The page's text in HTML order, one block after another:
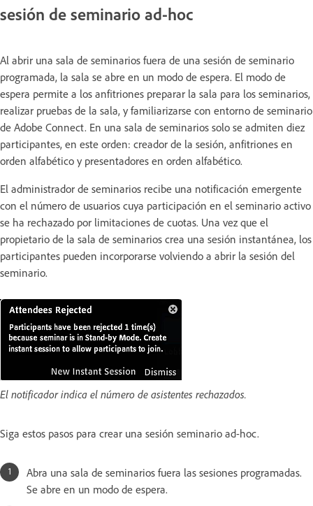
sesión de seminario ad-hoc
Al abrir una sala de seminarios fuera de una sesión de seminario
programada, la sala se abre en un modo de espera. El modo de
espera permite a los anfitriones preparar la sala para los seminarios,
realizar pruebas de la sala, y familiarizarse con entorno de seminario
de Adobe Connect. En una sala de seminarios solo se admiten diez
participantes, en este orden: creador de la sesión, anfitriones en
orden alfabético y presentadores en orden alfabético.
El administrador de seminarios recibe una notificación emergente
con el número de usuarios cuya participación en el seminario activo
se ha rechazado por limitaciones de cuotas. Una vez que el
propietario de la sala de seminarios crea una sesión instantánea, los
participantes pueden incorporarse volviendo a abrir la sesión del
seminario.
El notificador indica el número de asistentes rechazados.
Siga estos pasos para crear una sesión seminario ad-hoc.
Abra una sala de seminarios fuera las sesiones programadas.
Se abre en un modo de espera.